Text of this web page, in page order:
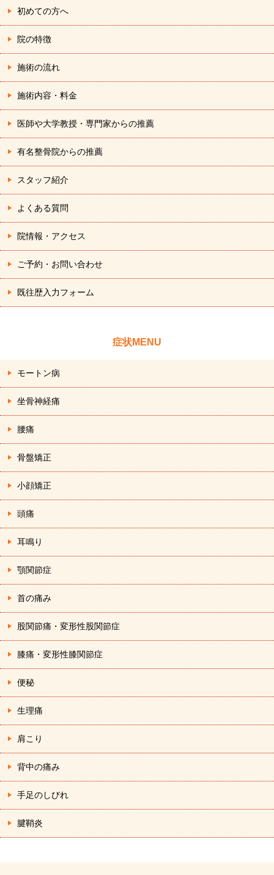
初めての方へ
院の特徴
施術の流れ
施術内容・料金
医師や大学教授・専門家からの推薦
有名整骨院からの推薦
スタッフ紹介
よくある質問
院情報・アクセス
ご予約・お問い合わせ
既往歴入力フォーム
症状MENU
モートン病
坐骨神経痛
腰痛
骨盤矯正
小顔矯正
頭痛
耳鳴り
顎関節症
首の痛み
股関節痛・変形性股関節症
膝痛・変形性膝関節症
便秘
生理痛
肩こり
背中の痛み
手足のしびれ
腱鞘炎